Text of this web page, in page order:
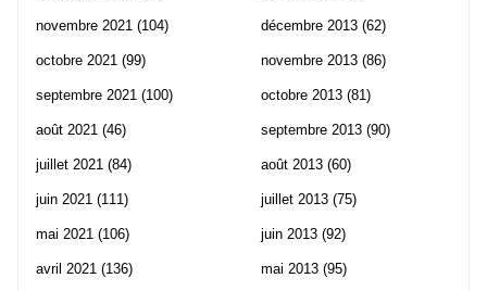
novembre 2021 (104)
octobre 2021 (99)
septembre 2021 (100)
août 2021 (46)
juillet 2021 (84)
juin 2021 (111)
mai 2021 (106)
avril 2021 (136)
décembre 2013 (62)
novembre 2013 (86)
octobre 2013 (81)
septembre 2013 (90)
août 2013 (60)
juillet 2013 (75)
juin 2013 (92)
mai 2013 (95)